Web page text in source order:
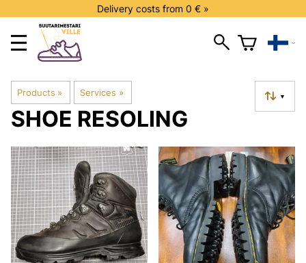
Delivery costs from 0 € »
Products ‪» Services ‪» ▼
SHOE RESOLING